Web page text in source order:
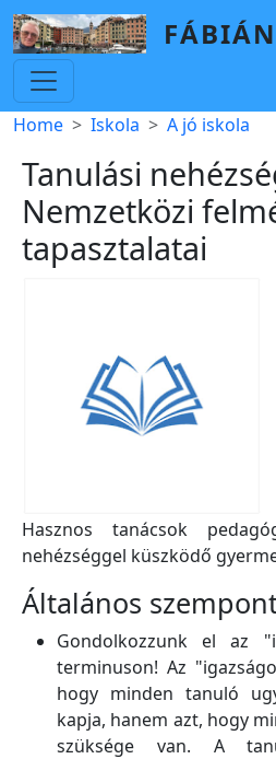
Skip to main content
Breadcrumb
Home Iskola A jó iskola
Tanulási
Nemzetközi
tapasztalatai
Hasznos tanácsok
nehézséggel küszködő
Általános
Gondolkozzunk el az
terminuson! Az
hogy minden tanuló
kapja, hanem azt, hogy
szüksége van. A